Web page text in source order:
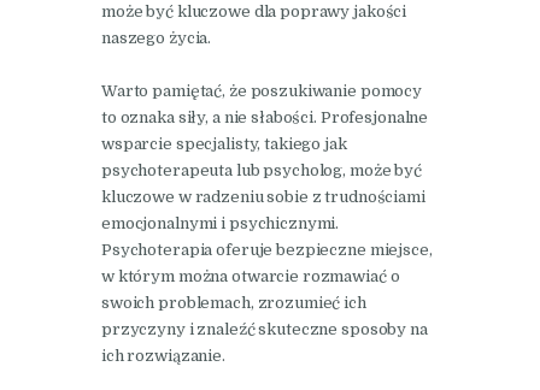
może być kluczowe dla poprawy jakości
naszego życia.
Warto pamiętać, że poszukiwanie pomocy
to oznaka siły, a nie słabości. Profesjonalne
wsparcie specjalisty, takiego jak
psychoterapeuta lub psycholog, może być
kluczowe w radzeniu sobie z trudnościami
emocjonalnymi i psychicznymi.
Psychoterapia oferuje bezpieczne miejsce,
w którym można otwarcie rozmawiać o
swoich problemach, zrozumieć ich
przyczyny i znaleźć skuteczne sposoby na
ich rozwiązanie.